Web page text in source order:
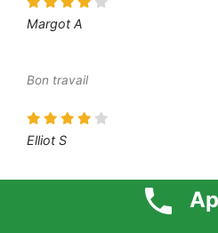
Margot A
Bon travail
Elliot S
L’intervenant a été à l’écoute de